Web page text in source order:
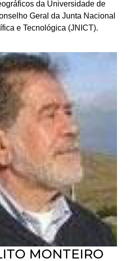
da Universidade de
Geral da Junta Nacional
e Tecnológica (JNICT).
MONTEIRO